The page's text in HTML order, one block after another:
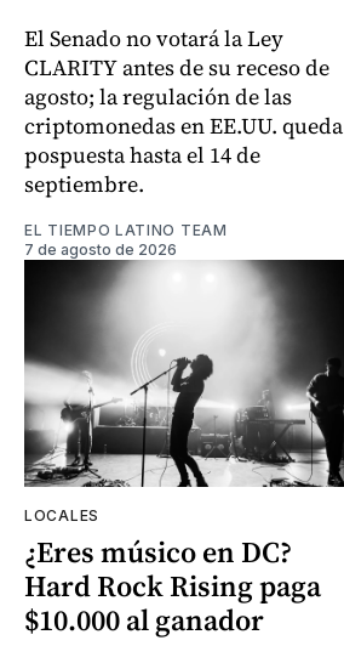
El Senado no votará la Ley
CLARITY antes de su receso de
agosto; la regulación de las
criptomonedas en EE.UU. queda
pospuesta hasta el 14 de
septiembre.
EL TIEMPO LATINO TEAM
7 de agosto de 2026
LOCALES
¿Eres músico en DC?
Hard Rock Rising paga
$10.000 al ganador